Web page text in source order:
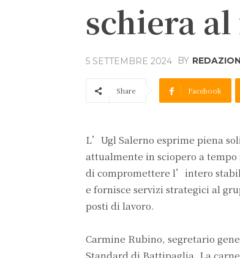
schiera
5 SETTEMBRE 2024 BY
Share Facebook
L’Ugl Salerno esprime piena
attualmente in sciopero a
di compromettere l’intero
e fornisce servizi strategici al
posti di lavoro.
Carmine Rubino, segretario
Standard di Battipaglia. La